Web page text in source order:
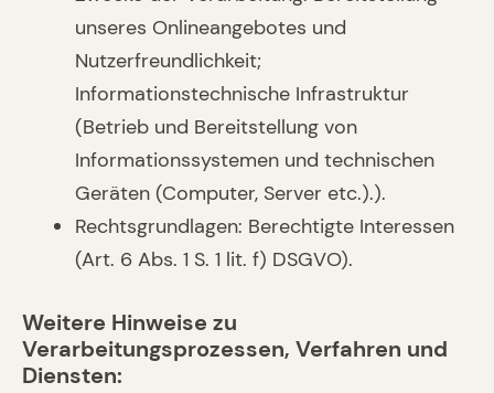
unseres Onlineangebotes und
Nutzerfreundlichkeit;
Informationstechnische Infrastruktur
(Betrieb und Bereitstellung von
Informationssystemen und technischen
Geräten (Computer, Server etc.).).
Rechtsgrundlagen: Berechtigte Interessen
(Art. 6 Abs. 1 S. 1 lit. f) DSGVO).
Weitere Hinweise zu
Verarbeitungsprozessen, Verfahren und
Diensten: